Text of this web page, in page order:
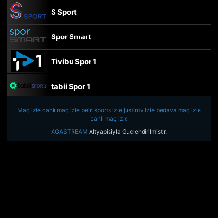
S Sport
Spor Smart
Tivibu Spor 1
tabii Spor 1
TRT Spor
beIN Sports Haber
Maç izle canlı maç izle bein sports izle justintv izle bedava maç izle
canlı maç izle
AGASTREAM Altyapisiyla Guclendirilmistir.